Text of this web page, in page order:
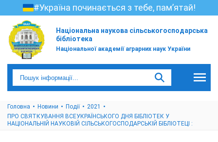
#Україна починається з тебе, пам’ятай!
Національна наукова сільськогосподарська
бібліотека
Національної академії аграрних наук України
Головна Новини Події
2021
ПРО СВЯТКУВАННЯ ВСЕУКРАЇНСЬКОГО ДНЯ БІБЛІОТЕК У
НАЦІОНАЛЬНІЙ НАУКОВІЙ СІЛЬСЬКОГОСПОДАРСЬКІЙ БІБЛІОТЕЦІ :